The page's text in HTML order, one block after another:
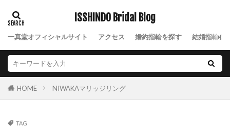
ISSHINDO Bridal Blog
一真堂オフィシャルサイト アクセス 婚約指輪を探す 結婚指輪を
サファイア結婚指輪
サプライズ
サプライズプロポーズ
サムシングブルー
サンティエ
シークレットストーン
シェリ
シェリ デュー
ジャルダンドゥロゼ
ジャルダンドゥロゼデュー
HOME NIWAKAマリッジリング
TAG